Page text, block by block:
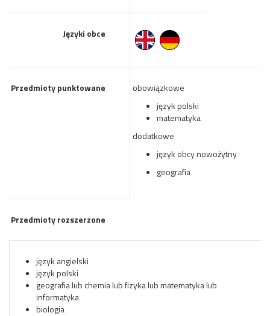
Języki obce
Przedmioty punktowane
obowiązkowe
język polski
matematyka
dodatkowe
język obcy nowożytny
geografia
Przedmioty rozszerzone
język angielski
język polski
geografia lub chemia lub fizyka lub matematyka lub
informatyka
biologia